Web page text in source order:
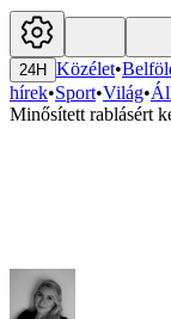
24H Közélet•
hírek•Sport•Világ•
Minősített rablásért